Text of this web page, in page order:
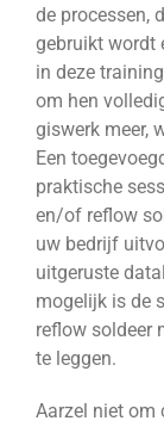
de processen,
gebruikt wordt
in deze
om hen
giswerk meer,
Een
praktische
en/of reflow
uw bedrijf
uitgeruste
mogelijk is de
reflow soldeer
te leggen.
Aarzel niet om